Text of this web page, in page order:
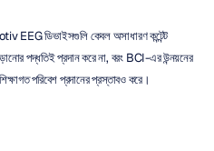
EEG ডিভাইসগুলি কেবল অসাধারণ কন্টেন্ট
বাড়ানোর পদ্ধতিই প্রদান করে না, বরং BCI-এর উন্নয়নের
পরিবেশ প্রদানের প্রস্তাবও করে।